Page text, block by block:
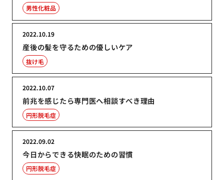
男性化粧品
産後の髪を守るための優しいケア
2022.10.19
抜け毛
前兆を感じたら専門医へ相談すべき理由
2022.10.07
円形脱毛症
今日からできる快眠のための習慣
2022.09.02
円形脱毛症